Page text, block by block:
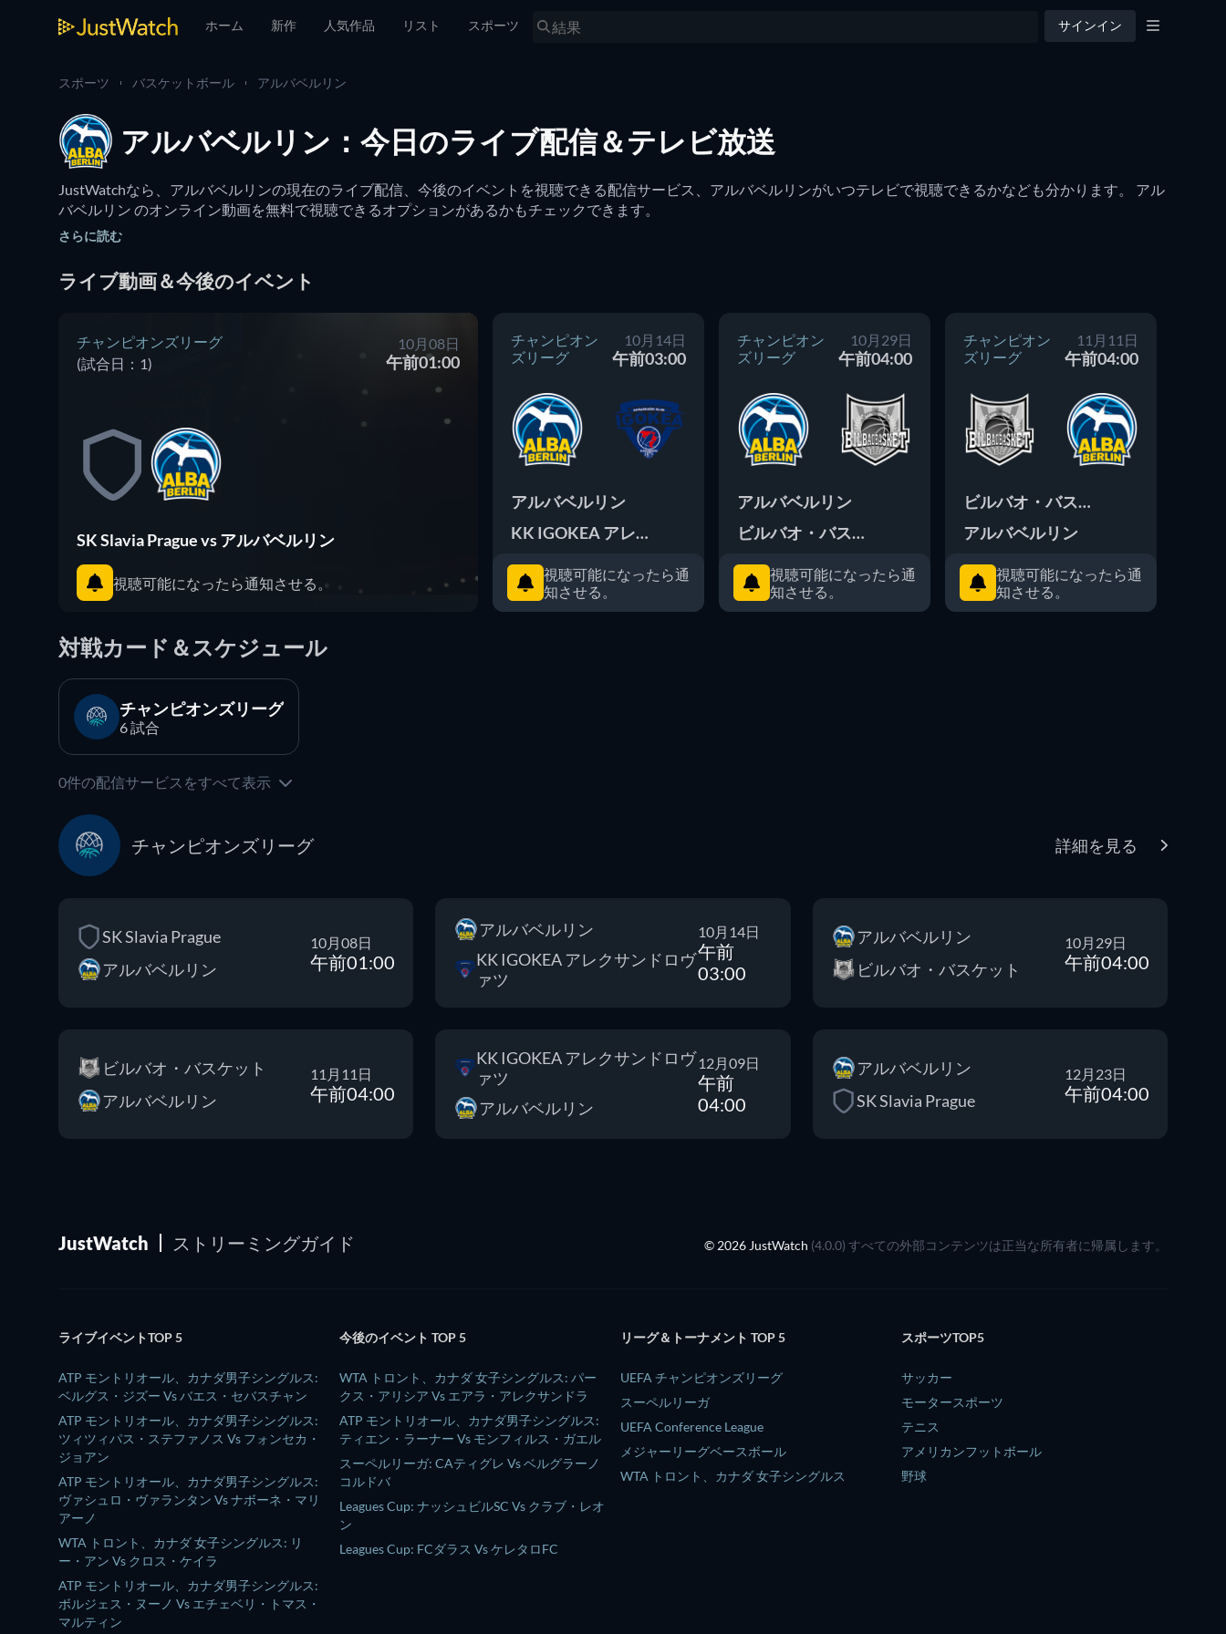
ホーム 新作 人気作品 リスト スポーツ サインイン
スポーツ バスケットボール アルバベルリン
アルバベルリン：今日のライブ配信＆テレビ放送
JustWatchなら、アルバベルリンの現在のライブ配信、今後のイベントを視聴できる配信サービス、アルバベルリンがいつテレビで視聴できるかなども分かります。 アル
バベルリン のオンライン動画を無料で視聴できるオプションがあるかもチェックできます。
さらに読む
ライブ動画＆今後のイベント
チャンピオンズリーグ
(試合日：1)
10月08日
午前01:00
SK Slavia Prague vs アルバベルリン
視聴可能になったら通知させる。
チャンピオン
ズリーグ
10月14日
午前03:00
アルバベルリン
KK IGOKEA アレクサンドロヴァツ
視聴可能になったら通
知させる。
チャンピオン
ズリーグ
10月29日
午前04:00
アルバベルリン
ビルバオ・バスケット
視聴可能になったら通
知させる。
チャンピオン
ズリーグ
11月11日
午前04:00
ビルバオ・バスケット
アルバベルリン
視聴可能になったら通
知させる。
対戦カード＆スケジュール
チャンピオンズリーグ
6 試合
0件の配信サービスをすべて表示
チャンピオンズリーグ 詳細を見る
SK Slavia Prague
アルバベルリン
10月08日
午前01:00
アルバベルリン
KK IGOKEA アレクサンドロヴ
ァツ
10月14日
午前
03:00
アルバベルリン
ビルバオ・バスケット
10月29日
午前04:00
ビルバオ・バスケット
アルバベルリン
11月11日
午前04:00
KK IGOKEA アレクサンドロヴ
ァツ
アルバベルリン
12月09日
午前
04:00
アルバベルリン
SK Slavia Prague
12月23日
午前04:00
JustWatch ストリーミングガイド © 2026 JustWatch (4.0.0) すべての外部コンテンツは正当な所有者に帰属します。
ライブイベントTOP 5
ATP モントリオール、カナダ男子シングルス:
ベルグス・ジズー Vs バエス・セバスチャン
ATP モントリオール、カナダ男子シングルス:
ツィツィパス・ステファノス Vs フォンセカ・
ジョアン
ATP モントリオール、カナダ男子シングルス:
ヴァシュロ・ヴァランタン Vs ナボーネ・マリ
アーノ
WTA トロント、カナダ 女子シングルス: リ
ー・アン Vs クロス・ケイラ
ATP モントリオール、カナダ男子シングルス:
ボルジェス・ヌーノ Vs エチェベリ・トマス・
マルティン
今後のイベント TOP 5
WTA トロント、カナダ 女子シングルス: パー
クス・アリシア Vs エアラ・アレクサンドラ
ATP モントリオール、カナダ男子シングルス:
ティエン・ラーナー Vs モンフィルス・ガエル
スーペルリーガ: CAティグレ Vs ベルグラーノ
コルドバ
Leagues Cup: ナッシュビルSC Vs クラブ・レオ
ン
Leagues Cup: FCダラス Vs ケレタロFC
リーグ＆トーナメント TOP 5
UEFA チャンピオンズリーグ
スーペルリーガ
UEFA Conference League
メジャーリーグベースボール
WTA トロント、カナダ 女子シングルス
スポーツTOP5
サッカー
モータースポーツ
テニス
アメリカンフットボール
野球